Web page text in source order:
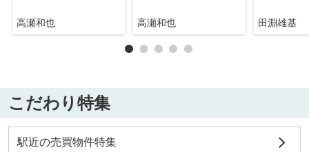
高瀬和也 高瀬和也 田淵雄基
こだわり特集
駅近の売買物件特集